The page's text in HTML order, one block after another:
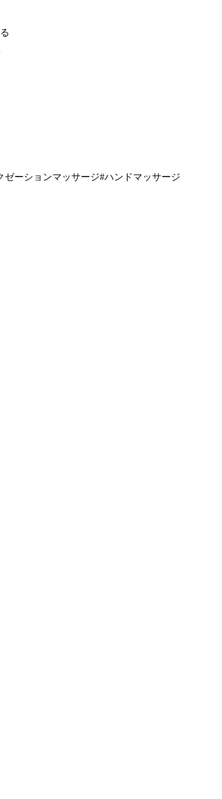
ーションマッサージ#ハンドマッサージ